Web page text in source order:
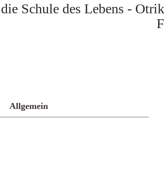
Schule des Lebens -
Allgemein